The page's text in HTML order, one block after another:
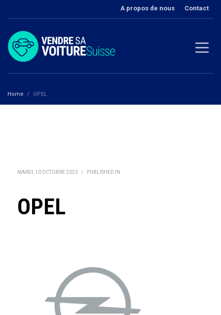
A propos de nous Contact
Home OPEL
MARDI, 10 OCTOBRE 2023 / PUBLISHED IN
OPEL